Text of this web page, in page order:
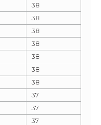
38
38
38
38
38
38
38
37
37
37